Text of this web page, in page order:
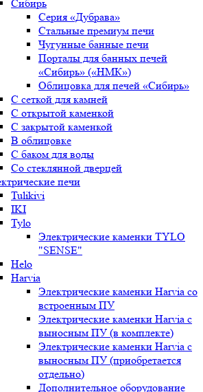
Сибирь
Серия «Дубрава»
Стальные премиум печи
Чугунные банные печи
Порталы для банных печей
«Сибирь» («НМК»)
Облицовка для печей «Сибирь»
С сеткой для камней
С открытой каменкой
С закрытой каменкой
В облицовке
С баком для воды
Со стеклянной дверцей
печи
Tulikivi
IKI
Tylo
Электрические каменки TYLO
"SENSE"
Helo
Harvia
Электрические каменки Harvia со
встроенным ПУ
Электрические каменки Harvia с
выносным ПУ (в комплекте)
Электрические каменки Harvia с
выносным ПУ (приобретается
отдельно)
Дополнительное оборудование